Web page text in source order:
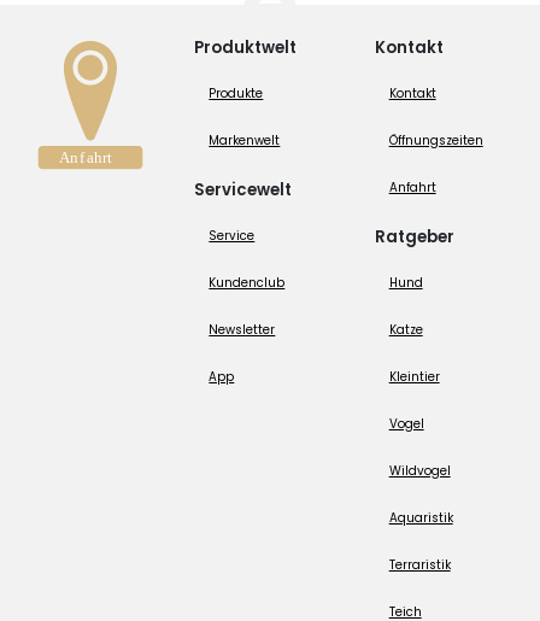
Produktwelt
Produkte
Markenwelt
Servicewelt
Service
Kundenclub
Newsletter
App
Kontakt
Kontakt
Öffnungszeiten
Anfahrt
Ratgeber
Hund
Katze
Kleintier
Vogel
Wildvogel
Aquaristik
Terraristik
Teich